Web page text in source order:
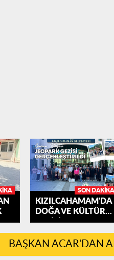
SON DAKIKA
KIZILCAHAMAM'DA
DOĞA VE KÜLTÜR
GEZİSİ
BAŞKAN ACAR'DAN